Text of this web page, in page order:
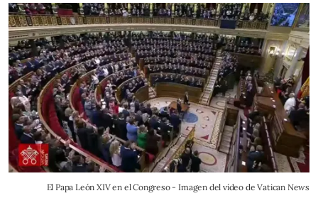
El Papa León XIV en el Congreso - Imagen del vídeo de Vatican News